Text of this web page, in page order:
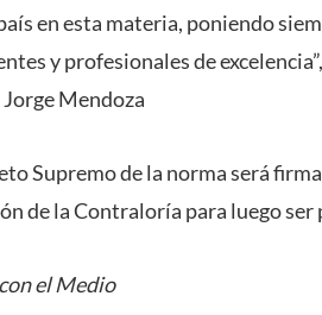
en esta materia, poniendo
y profesionales de
Mendoza
Supremo de la norma será
de la Contraloría para luego
el Medio